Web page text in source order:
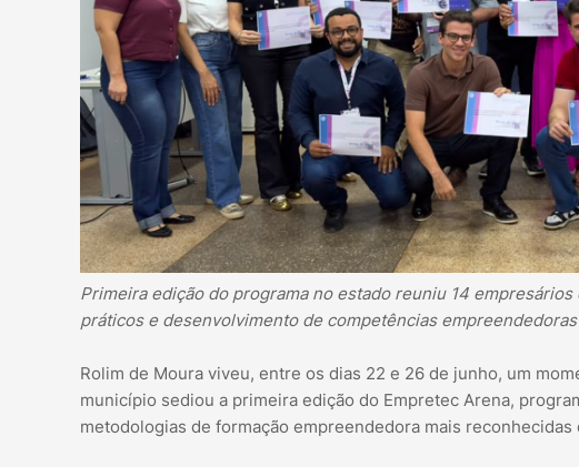
Primeira edição do programa no estado reuniu 14
práticos e desenvolvimento de competências empreendedoras
Rolim de Moura viveu, entre os dias 22 e 26 de junho, um
município sediou a primeira edição do Empretec Arena,
metodologias de formação empreendedora mais reconhecidas